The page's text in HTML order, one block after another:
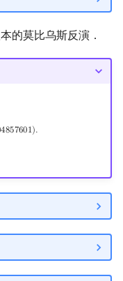
的莫比乌斯反演．
4857601).